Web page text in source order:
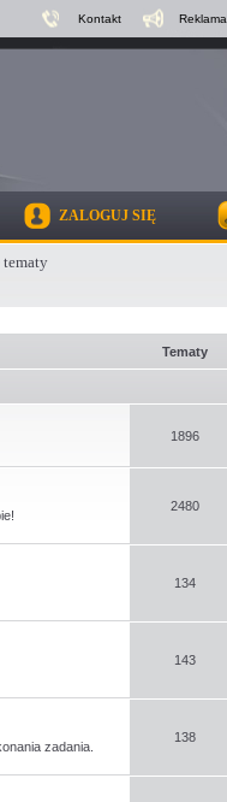
Kontakt Reklama
ZALOGUJ SIĘ
Tematy
1896
2480
134
143
zadania.
138